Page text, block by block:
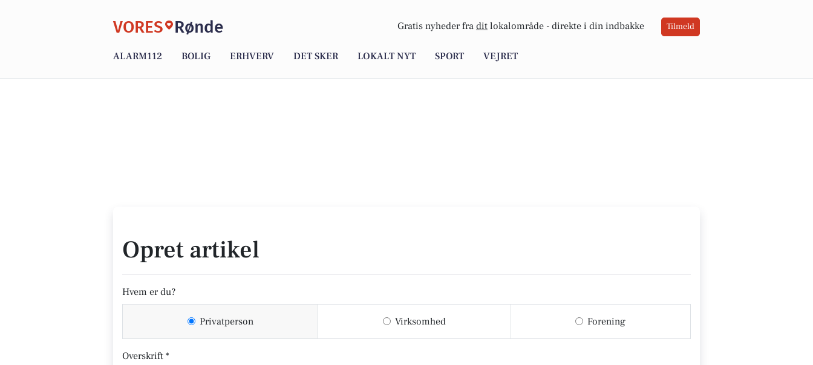
VORES Rønde Gratis nyheder fra dit lokalområde - direkte i din indbakke Tilmeld
ALARM112 BOLIG ERHVERV DET SKER LOKALT NYT SPORT VEJRET
Opret artikel
Hvem er du?
Privatperson Virksomhed Forening
Overskrift *